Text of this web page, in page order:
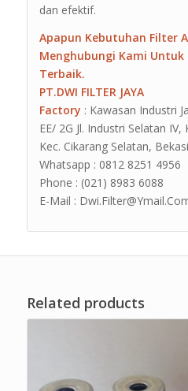
dan efektif.
Apapun Kebutuhan Filter
Menghubungi Kami
Terbaik.
PT.DWI FILTER JAYA
Factory : Kawasan Industri
EE/ 2G Jl. Industri Selatan IV,
Kec. Cikarang Selatan,
Whatsapp : 0812 8251 4956
Phone : (021) 8983 6088
E-Mail :
Related products